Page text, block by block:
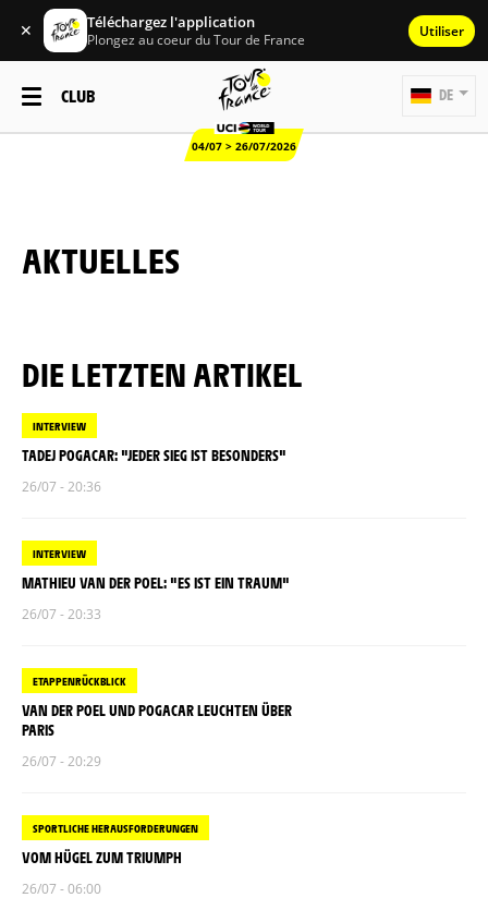
✕ Téléchargez l'application
Plongez au coeur du Tour de France Utiliser
CLUB
04/07 > 26/07/2026
DE
AKTUELLES
DIE LETZTEN ARTIKEL
INTERVIEW
TADEJ POGACAR: "JEDER SIEG IST BESONDERS"
26/07 - 20:36
INTERVIEW
MATHIEU VAN DER POEL: "ES IST EIN TRAUM"
26/07 - 20:33
ETAPPENRÜCKBLICK
VAN DER POEL UND POGACAR LEUCHTEN ÜBER
PARIS
26/07 - 20:29
SPORTLICHE HERAUSFORDERUNGEN
VOM HÜGEL ZUM TRIUMPH
26/07 - 06:00